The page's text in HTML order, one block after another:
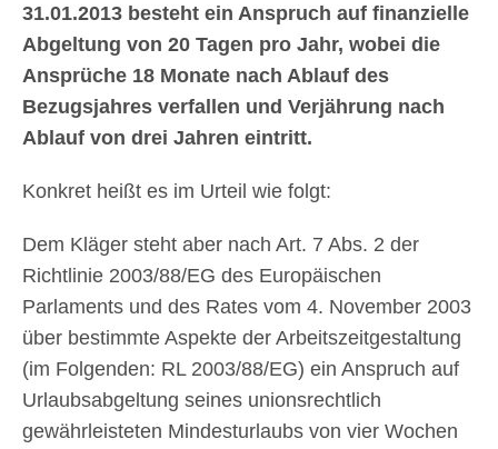
31.01.2013 besteht ein Anspruch auf finanzielle
Abgeltung von 20 Tagen pro Jahr, wobei die
Ansprüche 18 Monate nach Ablauf des
Bezugsjahres verfallen und Verjährung nach
Ablauf von drei Jahren eintritt.
Konkret heißt es im Urteil wie folgt:
Dem Kläger steht aber nach Art. 7 Abs. 2 der
Richtlinie 2003/88/EG des Europäischen
Parlaments und des Rates vom 4. November 2003
über bestimmte Aspekte der Arbeitszeitgestaltung
(im Folgenden: RL 2003/88/EG) ein Anspruch auf
Urlaubsabgeltung seines unionsrechtlich
gewährleisteten Mindesturlaubs von vier Wochen